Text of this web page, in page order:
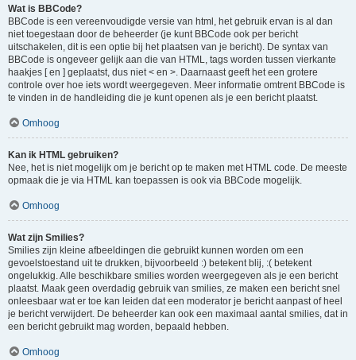
Wat is BBCode?
BBCode is een vereenvoudigde versie van html, het gebruik ervan is al dan
niet toegestaan door de beheerder (je kunt BBCode ook per bericht
uitschakelen, dit is een optie bij het plaatsen van je bericht). De syntax van
BBCode is ongeveer gelijk aan die van HTML, tags worden tussen vierkante
haakjes [ en ] geplaatst, dus niet < en >. Daarnaast geeft het een grotere
controle over hoe iets wordt weergegeven. Meer informatie omtrent BBCode is
te vinden in de handleiding die je kunt openen als je een bericht plaatst.
Omhoog
Kan ik HTML gebruiken?
Nee, het is niet mogelijk om je bericht op te maken met HTML code. De meeste
opmaak die je via HTML kan toepassen is ook via BBCode mogelijk.
Omhoog
Wat zijn Smilies?
Smilies zijn kleine afbeeldingen die gebruikt kunnen worden om een
gevoelstoestand uit te drukken, bijvoorbeeld :) betekent blij, :( betekent
ongelukkig. Alle beschikbare smilies worden weergegeven als je een bericht
plaatst. Maak geen overdadig gebruik van smilies, ze maken een bericht snel
onleesbaar wat er toe kan leiden dat een moderator je bericht aanpast of heel
je bericht verwijdert. De beheerder kan ook een maximaal aantal smilies, dat in
een bericht gebruikt mag worden, bepaald hebben.
Omhoog